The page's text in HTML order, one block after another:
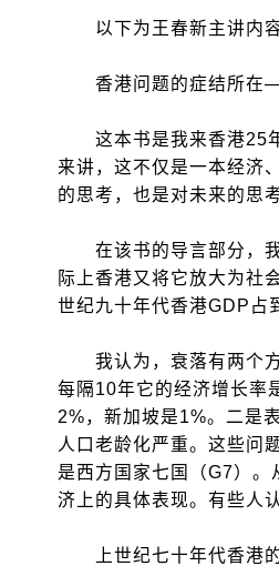
以下为王春新主讲内容
香港问题的症结所在
这本书是我来香港25年
来讲，这不仅是一本经济
的思考，也是对未来的思考
在该书的导言部分，我
际上香港又将它放大为社
世纪九十年代香港GDP占
我认为，衰落有两个方
每隔10年它的经济增长率
2%，新加坡是1%。二是
人口老龄化严重。这些问
是西方国家七国（G7）
济上的具体表现。有些人
上世纪七十年代香港的